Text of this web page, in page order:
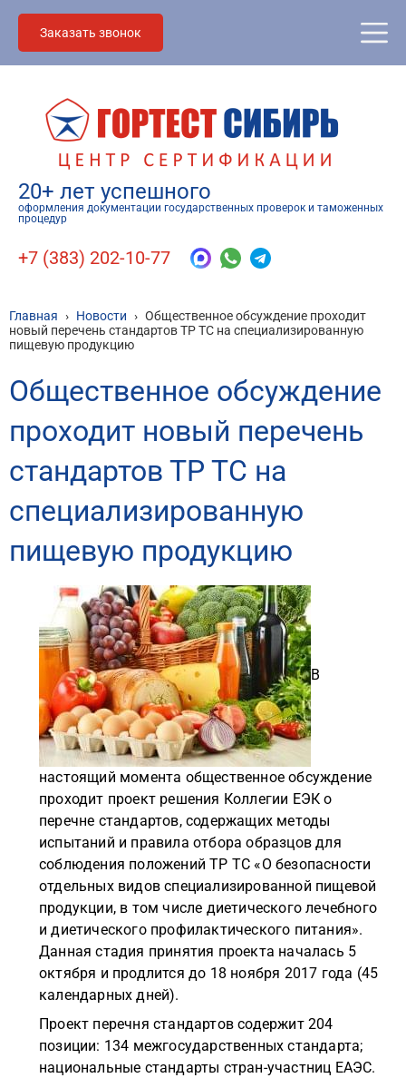
Заказать звонок
20+ лет успешного
оформления документации государственных проверок и таможенных
процедур
+7 (383) 202-10-77
Главная › Новости › Общественное обсуждение проходит
новый перечень стандартов ТР ТС на специализированную
пищевую продукцию
Общественное обсуждение
проходит новый перечень
стандартов ТР ТС на
специализированную
пищевую продукцию
В
настоящий момента общественное обсуждение
проходит проект решения Коллегии ЕЭК о
перечне стандартов, содержащих методы
испытаний и правила отбора образцов для
соблюдения положений ТР ТС «О безопасности
отдельных видов специализированной пищевой
продукции, в том числе диетического лечебного
и диетического профилактического питания».
Данная стадия принятия проекта началась 5
октября и продлится до 18 ноября 2017 года (45
календарных дней).
Проект перечня стандартов содержит 204
позиции: 134 межгосударственных стандарта;
национальные стандарты стран-участниц ЕАЭС.